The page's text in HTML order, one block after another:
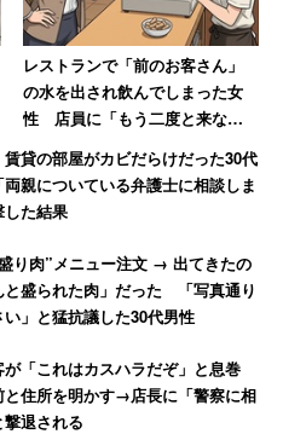
レストランで「前のお客さん」
の水を出され飲んでしまった女
性 店員に「もう二度と来な
い」と言い放つ→「今はその店
はありません（笑）」
貸の部屋がカビだらけだった30代
親についている弁護士に相談しま
た結果
り肉”メニュー注文 → 出てきたの
と盛られた肉」だった 「写真通り
」と猛抗議した30代男性
「これはカスハラだぞ」と息巻
と住所を明かす→店長に「警察に相
退される